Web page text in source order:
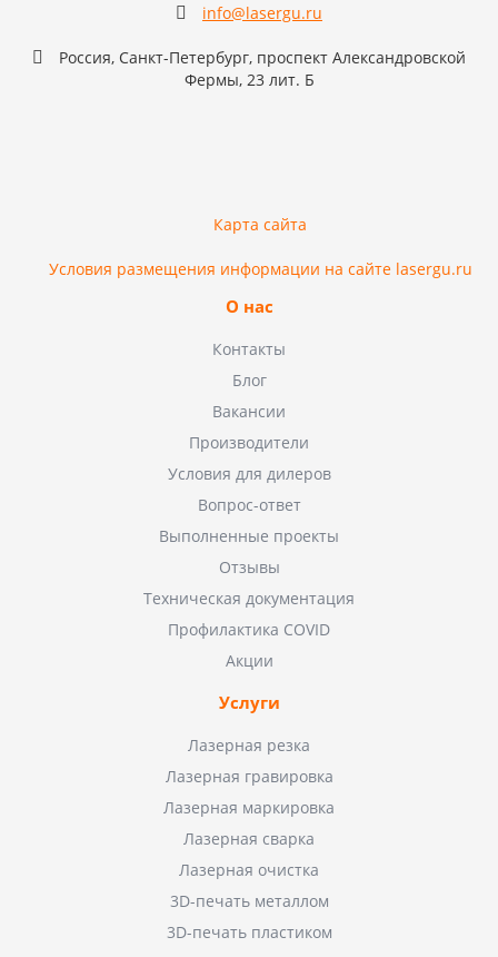
info@lasergu.ru
Россия, Санкт-Петербург, проспект Александровской
Фермы, 23 лит. Б
Карта сайта
Условия размещения информации на сайте lasergu.ru
О нас
Контакты
Блог
Вакансии
Производители
Условия для дилеров
Вопрос-ответ
Выполненные проекты
Отзывы
Техническая документация
Профилактика COVID
Акции
Услуги
Лазерная резка
Лазерная гравировка
Лазерная маркировка
Лазерная сварка
Лазерная очистка
3D-печать металлом
3D-печать пластиком